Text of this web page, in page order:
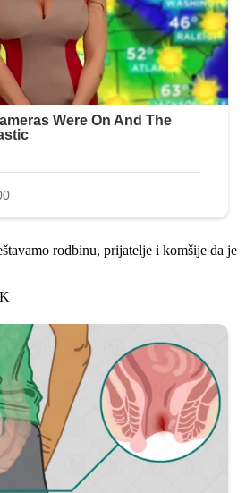
rodbinu, prijatelje i komšije da je